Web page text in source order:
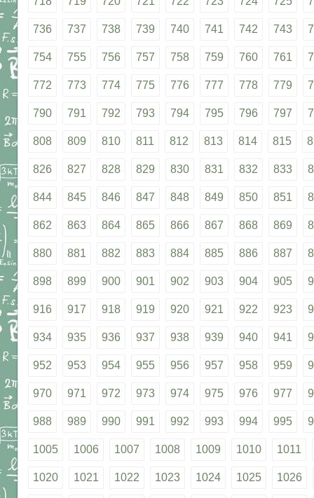
736 737 738 739 740 741 742 743
754 755 756 757 758 759 760 761
772 773 774 775 776 777 778 779
790 791 792 793 794 795 796 797
808 809 810 811 812 813 814 815
826 827 828 829 830 831 832 833
844 845 846 847 848 849 850 851
862 863 864 865 866 867 868 869
880 881 882 883 884 885 886 887
898 899 900 901 902 903 904 905
916 917 918 919 920 921 922 923
934 935 936 937 938 939 940 941
952 953 954 955 956 957 958 959
970 971 972 973 974 975 976 977
988 989 990 991 992 993 994 995
1005 1006 1007 1008 1009 1010 1011
1020 1021 1022 1023 1024 1025 1026